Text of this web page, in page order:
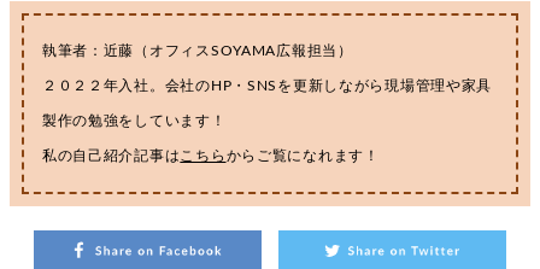
執筆者：近藤（オフィスSOYAMA広報担当）
２０２２年入社。会社のHP・SNSを更新しながら現場管理や家具
製作の勉強をしています！
私の自己紹介記事は こちら からご覧になれます！